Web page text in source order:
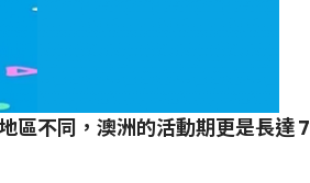
區不同，澳洲的活動期更是長達 7